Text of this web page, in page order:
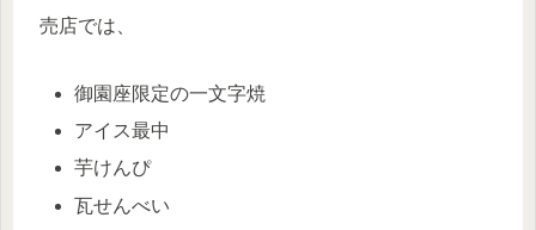
売店では、
御園座限定の一文字焼
アイス最中
芋けんぴ
瓦せんべい